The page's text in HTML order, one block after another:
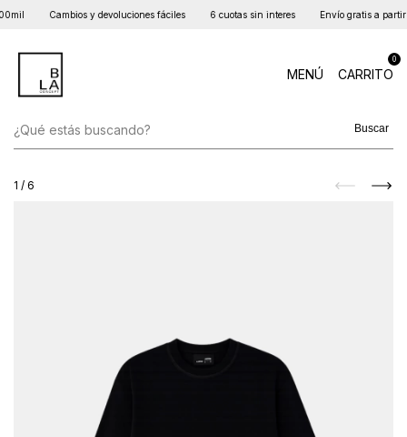
Cambios y devoluciones fáciles 6 cuotas sin interes Envío gratis a partir
MENÚ CARRITO
0
Buscar
1 / 6